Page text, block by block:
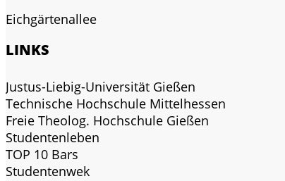
Eichgärtenallee
LINKS
Justus-Liebig-Universität Gießen
Technische Hochschule Mittelhessen
Freie Theolog. Hochschule Gießen
Studentenleben
TOP 10 Bars
Studentenwek